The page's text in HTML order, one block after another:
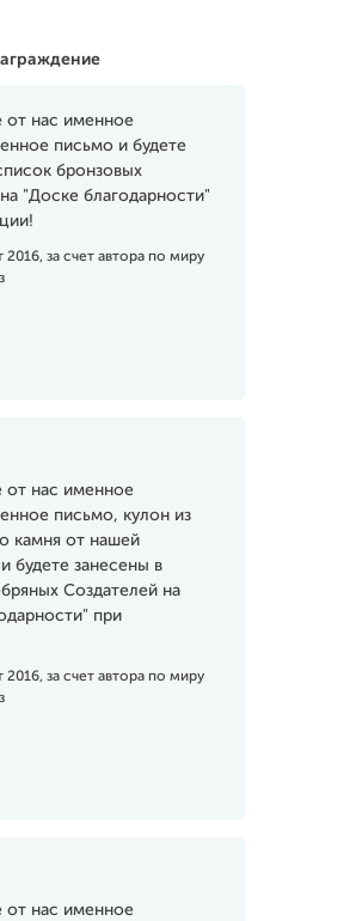
от нас именное
письмо и будете
бронзовых
"Доске благодарности"
2016, за счет автора по миру
от нас именное
письмо, кулон из
камня от нашей
будете занесены в
Создателей на
при
2016, за счет автора по миру
от нас именное